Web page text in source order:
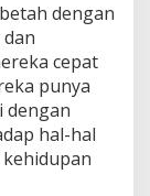
dengan
cepat
punya
dengan
hal-hal